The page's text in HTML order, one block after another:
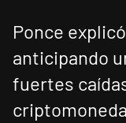
Ponce
anticipando
fuertes